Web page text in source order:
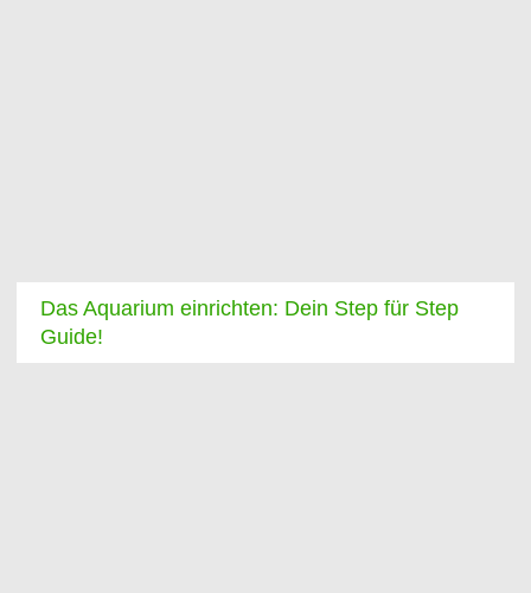
Das Aquarium einrichten: Dein Step für Step
Guide!